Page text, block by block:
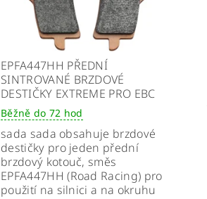
EPFA447HH PŘEDNÍ
SINTROVANÉ BRZDOVÉ
DESTIČKY EXTREME PRO EBC
Běžně do 72 hod
sada sada obsahuje brzdové
destičky pro jeden přední
brzdový kotouč, směs
EPFA447HH (Road Racing) pro
použití na silnici a na okruhu